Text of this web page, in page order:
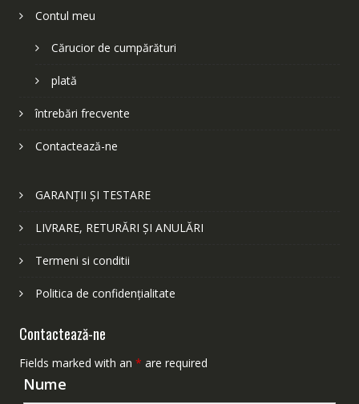
Contul meu
Cărucior de cumpărături
plată
întrebări frecvente
Contactează-ne
GARANȚII ȘI TESTARE
LIVRARE, RETURĂRI ȘI ANULĂRI
Termeni si conditii
Politica de confidențialitate
Contactează-ne
Fields marked with an * are required
Nume